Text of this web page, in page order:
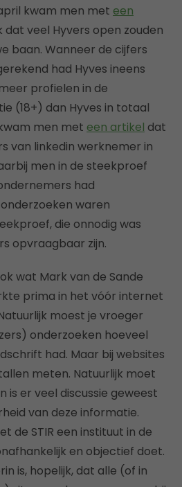
kwam men met een
veel Hyvers open zouden
baan. Wanneer de cijfers
had Hyves ineens
profielen in de
(18+) dan Hyves in totaal
men met een artikel dat
van linkedin werknemer in
men in de steekproef
had
waren
die onnodig was
opvraagbaar zijn.
wat Mark van de Sande
prima in het vóór internet
moest je vroeger
onderzoeken hoeveel
had. Maar bij websites
meten. Natuurlijk moet
is er veel discussie geweest
van deze informatie.
de STIR een instituut in de
en objectief doet.
is, hopelijk, dat alle (of in